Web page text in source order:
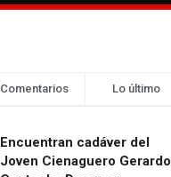
Comentarios Lo último
Encuentran cadáver del
Joven Cienaguero Gerardo